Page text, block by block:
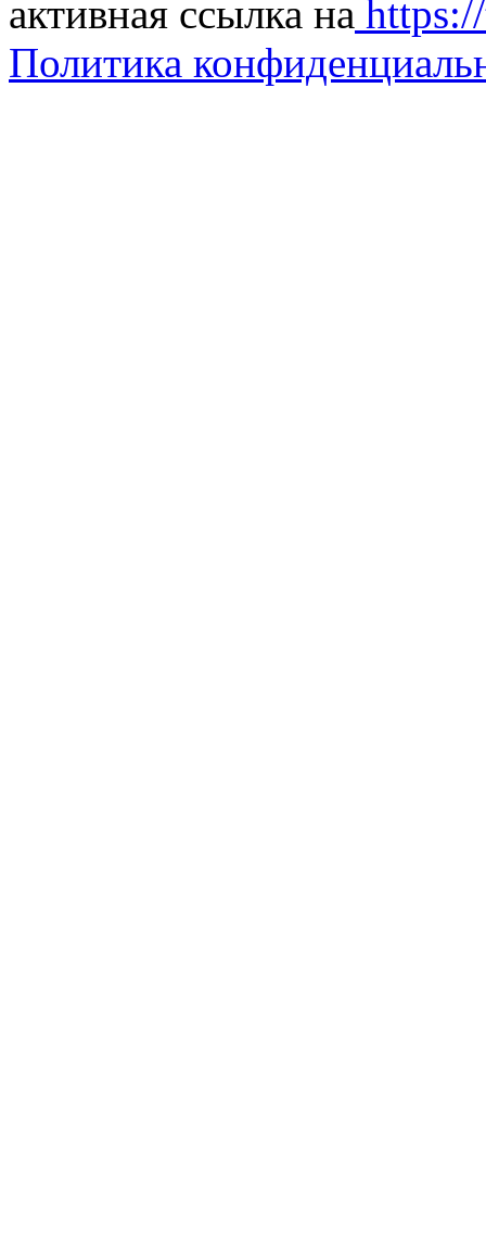
активная ссылка на
Политика